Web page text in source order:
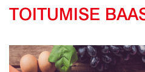
TOITUMISE